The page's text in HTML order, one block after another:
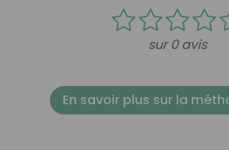
sur 0 avis
En savoir plus sur la